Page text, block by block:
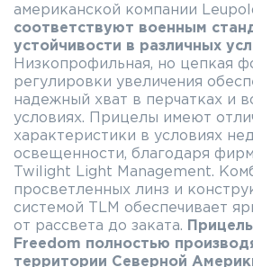
американской компании
соответствуют военным
устойчивости в различных
Низкопрофильная, но цепкая
регулировки увеличения
надежный хват в перчатках и
условиях. Прицелы имеют
характеристики в условиях
освещенности, благодаря
Twilight Light Management.
просветленных линз и
системой TLM обеспечивает
от рассвета до заката.
Freedom полностью
территории Северной